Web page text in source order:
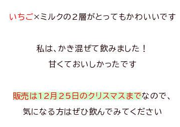
いちご×ミルクの2層がとってもかわいいです
私は、かき混ぜて飲みました ！
甘くておいしかったです
販売は12月25日のクリスマスまでなので、
気になる方はぜひ飲んでみてください